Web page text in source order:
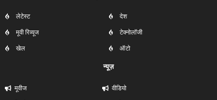
लेटेस्ट
मूवी रिव्यूज
खेल
देश
टेक्नोलॉजी
ऑटो
न्यूज़
मूवीज वीडियो